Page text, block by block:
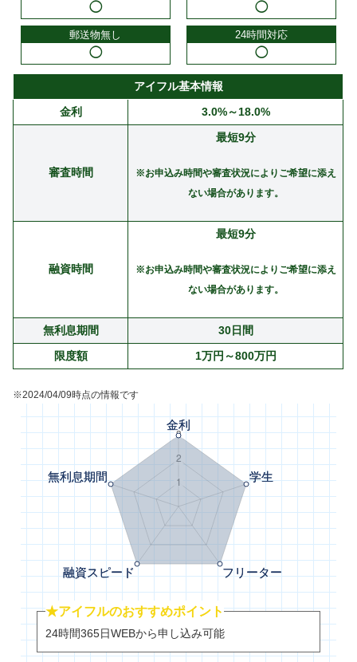
◯ ◯
郵送物無し
◯
24時間対応
◯
アイフル基本情報
金利
3.0%～18.0%
審査時間
最短9分
※お申込み時間や審査状況によりご希望に添え
ない場合があります。
融資時間
最短9分
※お申込み時間や審査状況によりご希望に添え
ない場合があります。
無利息期間
30日間
限度額
1万円～800万円
※2024/04/09時点の情報です
★アイフルのおすすめポイント
24時間365日WEBから申し込み可能